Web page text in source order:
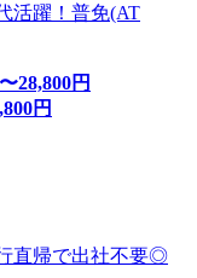
活躍！普免(AT
28,800円
円
直帰で出社不要◎